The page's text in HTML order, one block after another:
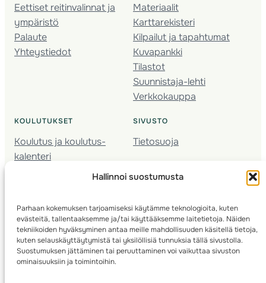
Hallinnoi suostumusta
Parhaan kokemuksen tarjoamiseksi käytämme teknologioita, kuten
evästeitä, tallentaaksemme ja/tai käyttääksemme laitetietoja. Näiden
tekniikoiden hyväksyminen antaa meille mahdollisuuden käsitellä tietoja,
kuten selauskäyttäytymistä tai yksilöllisiä tunnuksia tällä sivustolla.
Suostumuksen jättäminen tai peruuttaminen voi vaikuttaa sivuston
ominaisuuksiin ja toimintoihin.
Eettiset reitinvalinnat ja
ympäristö
Palaute
Yhteystiedot
Materiaalit
Karttarekisteri
Kilpailut ja tapahtumat
Kuvapankki
Tilastot
Suunnistaja-lehti
Verkkokauppa
KOULUTUKSET
Koulutus ja koulutus­
kalenteri
Nuorison koulutukset
Kartoitus
Ratamestari
SIVUSTO
Tietosuoja
© 2025 ·Suomen Suunnistusliitto· Valimotie 10, 00380 Helsinki, Finland